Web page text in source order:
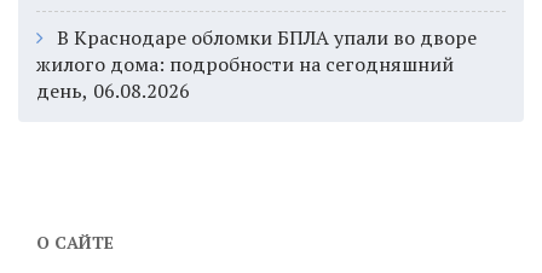
В Краснодаре обломки БПЛА упали во дворе
жилого дома: подробности на сегодняшний
день, 06.08.2026
О САЙТЕ